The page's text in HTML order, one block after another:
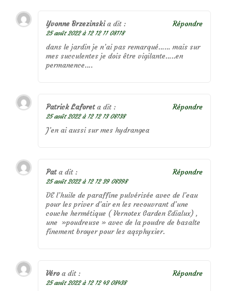
Yvonne Brzezinski a dit :
25 août 2022 à 12 12 11 08118
dans le jardin je n’ai pas remarqué…… mais sur
mes succulentes je dois être vigilante…..en
permanence….
Répondre
Patrick Laforet a dit :
25 août 2022 à 12 12 13 08138
J’en ai aussi sur mes hydrangea
Répondre
Pat a dit :
25 août 2022 à 12 12 39 08398
DE l’huile de paraffine pulvérisée avec de l’eau
pour les priver d’air en les recouvrant d’une
couche hermétique ( Vernotex Garden Edialux) ,
une »poudreuse » avec de la poudre de basalte
finement broyer pour les aqsphyxier.
Répondre
Véro a dit :
25 août 2022 à 12 12 43 08438
Répondre